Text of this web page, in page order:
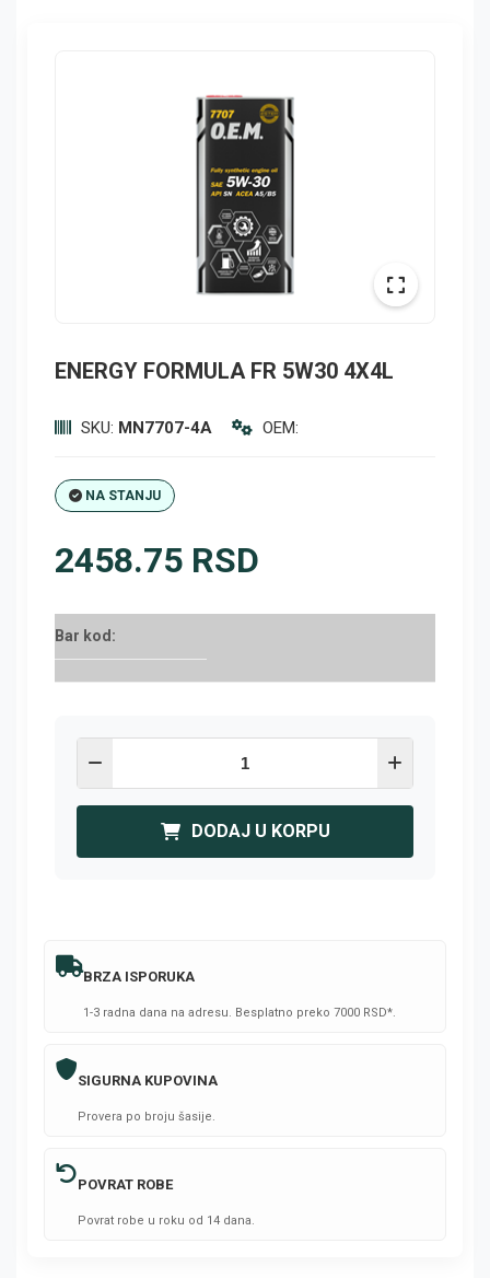
ENERGY FORMULA FR 5W30 4X4L
SKU: MN7707-4A OEM:
NA STANJU
2458.75 RSD
Bar kod:
DODAJ U KORPU
BRZA ISPORUKA
1-3 radna dana na adresu. Besplatno preko 7000 RSD*.
SIGURNA KUPOVINA
Provera po broju šasije.
POVRAT ROBE
Povrat robe u roku od 14 dana.